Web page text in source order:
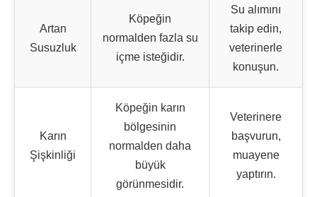
Artan
Susuzluk
Köpeğin
normalden fazla su
içme isteğidir.
Su alımını
takip edin,
veterinerle
konuşun.
Karın
Şişkinliği
Köpeğin karın
bölgesinin
normalden daha
büyük
görünmesidir.
Veterinere
başvurun,
muayene
yaptırın.